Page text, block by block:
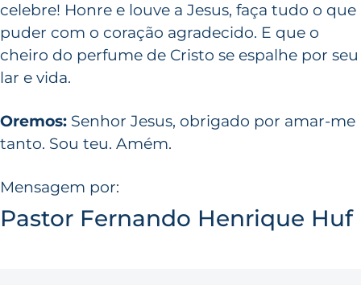
celebre! Honre e louve a Jesus, faça tudo o que
puder com o coração agradecido. E que o
cheiro do perfume de Cristo se espalhe por seu
lar e vida.
Oremos: Senhor Jesus, obrigado por amar-me
tanto. Sou teu. Amém.
Mensagem por:
Pastor Fernando Henrique Huf